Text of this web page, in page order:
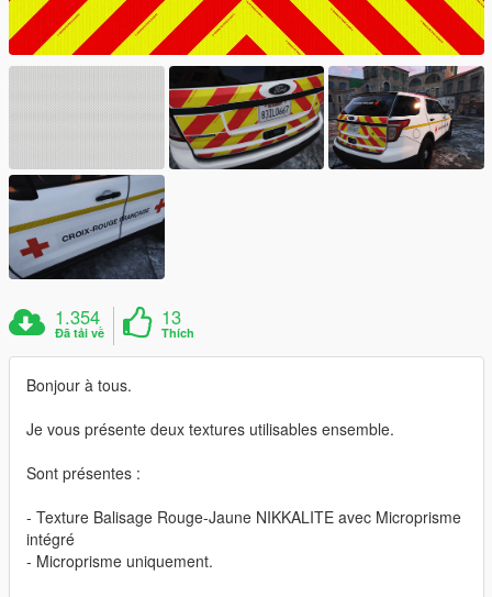
1.354
Đã tải về
13
Thích
Bonjour à tous.
Je vous présente deux textures utilisables ensemble.
Sont présentes :
- Texture Balisage Rouge-Jaune NIKKALITE avec Microprisme
intégré
- Microprisme uniquement.